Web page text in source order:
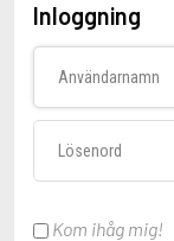
Inloggning
Kom ihåg mig!